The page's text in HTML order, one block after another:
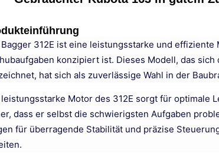
312E ist eine leistungsstarke und
konzipiert ist. Dieses Modell, das
hat sich als zuverlässige Wahl in der
Motor des 312E sorgt für
dass er selbst die schwierigsten Aufgaben
für überragende Stabilität und präzise